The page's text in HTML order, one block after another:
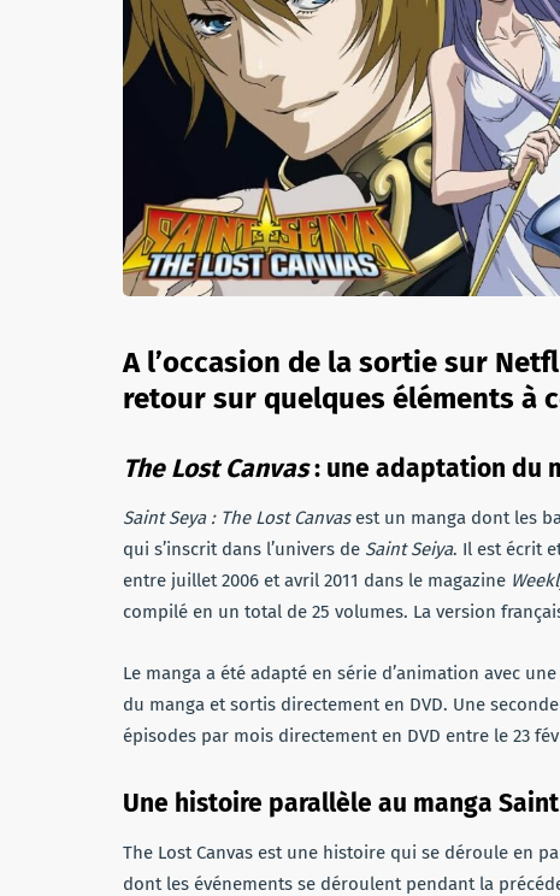
A l’occasion de la sortie sur
retour sur quelques éléments à
The Lost Canvas: une adaptation du
Saint Seya : The Lost Canvasest un manga dont les
qui s’inscrit dans l’univers de Saint Seiya. Il est écrit
entre juillet 2006 et avril 2011 dans le magazine
compilé en un total de 25 volumes. La version
Le manga a été adapté en série d’animation avec
du manga et sortis directement en DVD. Une
épisodes par mois directement en DVD entre le 23
Une histoire parallèle au manga
The Lost Canvas est une histoire qui se déroule en
dont les événements se déroulent pendant la